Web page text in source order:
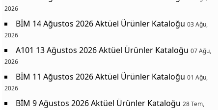
2026
BİM 14 Ağustos 2026 Aktüel Ürünler Kataloğu 03 Ağu,
2026
A101 13 Ağustos 2026 Aktüel Ürünler Kataloğu 07 Ağu,
2026
BİM 11 Ağustos 2026 Aktüel Ürünler Kataloğu 01 Ağu,
2026
BİM 9 Ağustos 2026 Aktüel Ürünler Kataloğu 28 Tem,